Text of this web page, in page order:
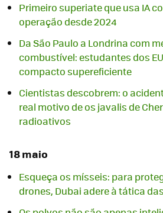
Primeiro superiate que usa IA
operação desde 2024
Da São Paulo a Londrina com
combustível: estudantes dos
compacto supereficiente
Cientistas descobrem: o
real motivo de os javalis de
radioativos
18 maio
Esqueça os mísseis: para
drones, Dubai adere à tática